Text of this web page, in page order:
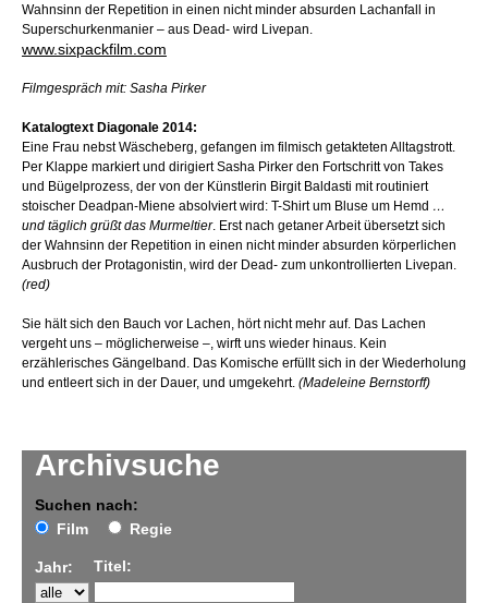
Archivsuche
Suchen nach:
Film
Regie
Jahr: Titel:
Wahnsinn der Repetition in einen nicht minder absurden Lachanfall in
Superschurkenmanier – aus Dead- wird Livepan.
www.sixpackfilm.com
Filmgespräch mit: Sasha Pirker
Katalogtext Diagonale 2014:
Eine Frau nebst Wäscheberg, gefangen im filmisch getakteten Alltagstrott.
Per Klappe markiert und dirigiert Sasha Pirker den Fortschritt von Takes
und Bügelprozess, der von der Künstlerin Birgit Baldasti mit routiniert
stoischer Deadpan-Miene absolviert wird: T-Shirt um Bluse um Hemd …
und täglich grüßt das Murmeltier. Erst nach getaner Arbeit übersetzt sich
der Wahnsinn der Repetition in einen nicht minder absurden körperlichen
Ausbruch der Protagonistin, wird der Dead- zum unkontrollierten Livepan.
(red)
Sie hält sich den Bauch vor Lachen, hört nicht mehr auf. Das Lachen
vergeht uns – möglicherweise –, wirft uns wieder hinaus. Kein
erzählerisches Gängelband. Das Komische erfüllt sich in der Wiederholung
und entleert sich in der Dauer, und umgekehrt. (Madeleine Bernstorff)